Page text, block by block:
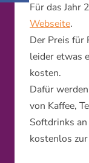
Für das Jahr
Webseite.
Der Preis für
leider etwas
kosten.
Dafür
von Kaffee,
Softdrinks
kostenlos